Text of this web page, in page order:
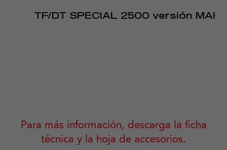
TF/DT SPECIAL 2500 versión
Para más información, descarga la ficha
técnica y la hoja de accesorios.